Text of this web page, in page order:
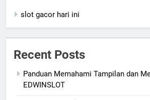
slot gacor hari ini
Recent Posts
Panduan Memahami Tampilan dan
EDWINSLOT